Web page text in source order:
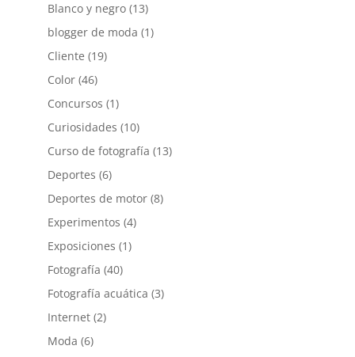
Blanco y negro(13)
blogger de moda (1)
Cliente (19)
Color(46)
Concursos (1)
Curiosidades (10)
Curso de fotografía (13)
Deportes (6)
Deportes de motor(8)
Experimentos (4)
Exposiciones (1)
Fotografía (40)
Fotografía acuática (3)
Internet(2)
Moda (6)